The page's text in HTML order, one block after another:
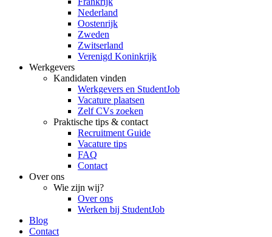
Nederland
Oostenrijk
Zweden
Zwitserland
Verenigd Koninkrijk
Werkgevers
Kandidaten vinden
Werkgevers en StudentJob
Vacature plaatsen
Zelf CVs zoeken
Praktische tips & contact
Recruitment Guide
Vacature tips
FAQ
Contact
Over ons
Wie zijn wij?
Over ons
Werken bij StudentJob
Blog
Contact